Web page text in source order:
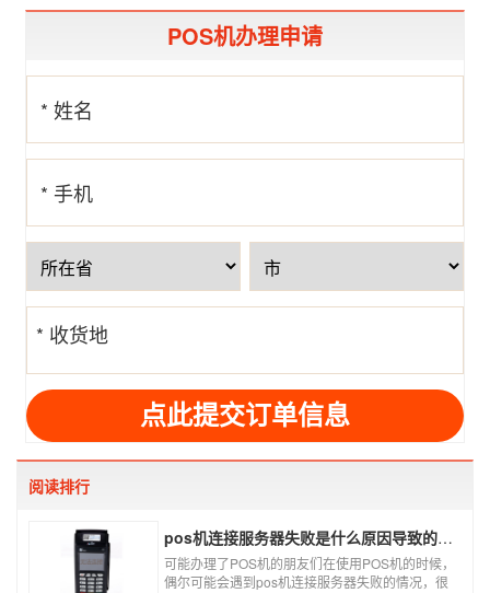
POS机办理申请
* 姓名
* 手机
号
* 收货地
址
阅读排行
pos机连接服务器失败是什么原因导致的？附解决办法
可能办理了POS机的朋友们在使用POS机的时候，
偶尔可能会遇到pos机连接服务器失败的情况，很